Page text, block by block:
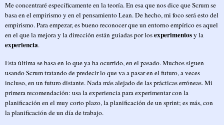
Me concentraré específicamente en la teoría. En esa que nos dice que Scrum se
basa en el empirismo y en el pensamiento Lean. De hecho, mi foco será esto del
empirismo. Para empezar, es bueno reconocer que un entorno empírico es aquel
en el que la mejora y la dirección están guiadas por losexperimentosy la
experiencia.
Esta última se basa en lo que ya ha ocurrido, en el pasado. Muchos siguen
usando Scrum tratando de predecir lo que va a pasar en el futuro, a veces
incluso, en un futuro distante. Nada más alejado de las prácticas erróneas. Mi
primera recomendación: usa la experiencia para experimentar con la
planificación en el muy corto plazo, la planificación de un sprint; es más, con
la planificación de un día de trabajo.